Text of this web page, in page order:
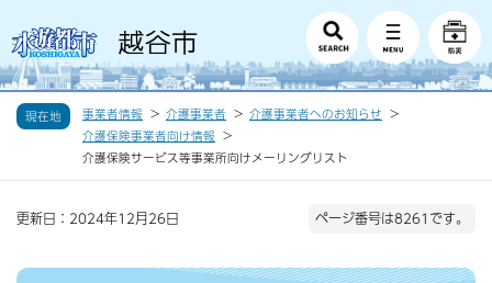
現在地 事業者情報 介護事業者
介護事業者へのお知らせ
介護保険事業者向け情報
介護保険サービス等事業所向けメーリングリスト
更新日：2024年12月26日 ページ番号は8261です。